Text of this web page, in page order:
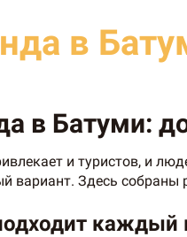
в
в Батуми:
и туристов, и
вариант. Здесь собраны
каждый